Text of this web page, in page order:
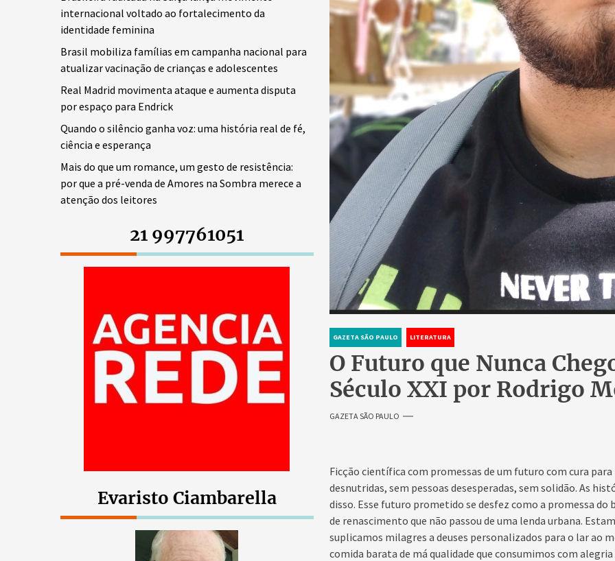
GAZETA SÃO PAULO LITERATURA
O Futuro que Nunca
Século XXI por Rodrigo
GAZETA SÃO PAULO
Ficção científica com promessas de um futuro com cura
desnutridas, sem pessoas desesperadas, sem solidão. As
disso. Esse futuro prometido se desfez como a promessa
de renascimento que não passou de uma lenda urbana.
suplicamos milagres a deuses personalizados para o lar ao
comida barata de má qualidade que consumimos com
internacional voltado ao fortalecimento da
identidade feminina
Brasil mobiliza famílias em campanha nacional para
atualizar vacinação de crianças e adolescentes
Real Madrid movimenta ataque e aumenta disputa
por espaço para Endrick
Quando o silêncio ganha voz: uma história real de fé,
ciência e esperança
Mais do que um romance, um gesto de resistência:
por que a pré-venda de Amores na Sombra merece a
atenção dos leitores
21 997761051
Evaristo Ciambarella